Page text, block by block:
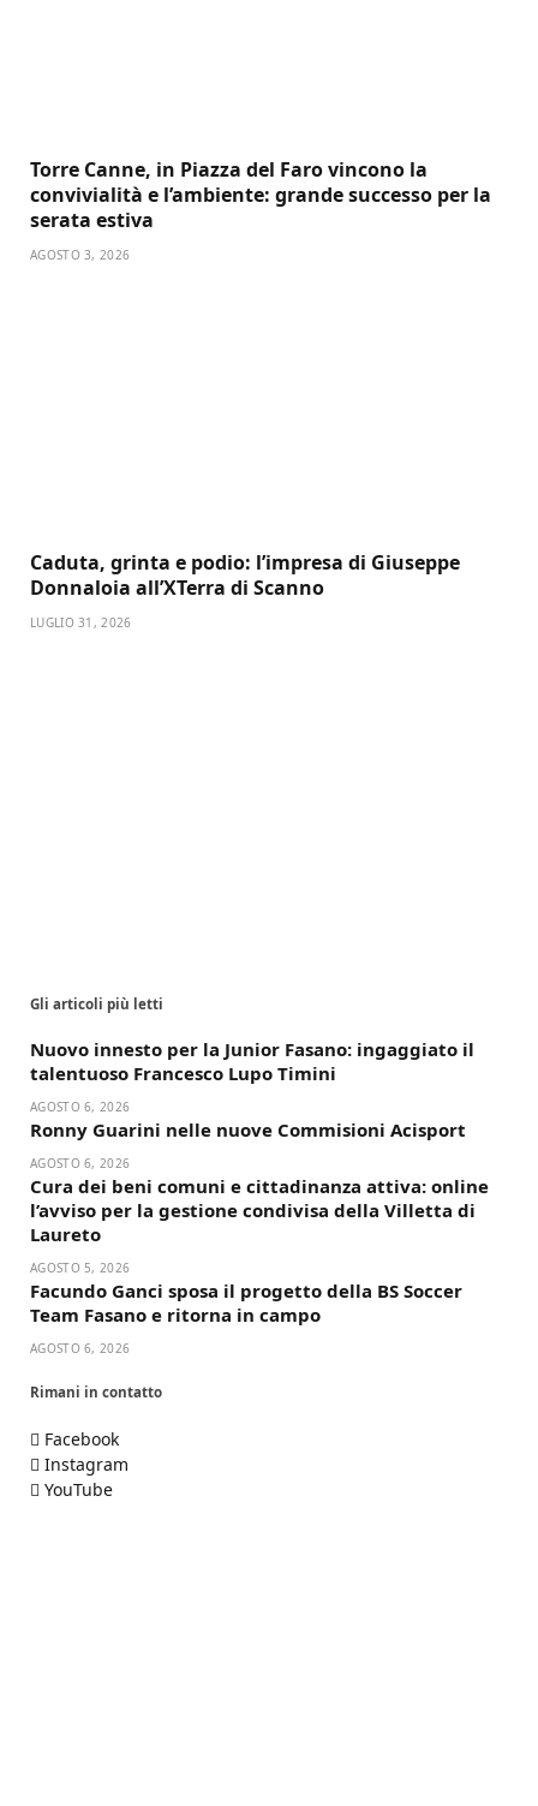
Torre Canne, in Piazza del Faro vincono la
convivialità e l’ambiente: grande successo per la
serata estiva
AGOSTO 3, 2026
Caduta, grinta e podio: l’impresa di Giuseppe
Donnaloia all’XTerra di Scanno
LUGLIO 31, 2026
Gli articoli più letti
Nuovo innesto per la Junior Fasano: ingaggiato il
talentuoso Francesco Lupo Timini
AGOSTO 6, 2026
Ronny Guarini nelle nuove Commisioni Acisport
AGOSTO 6, 2026
Cura dei beni comuni e cittadinanza attiva: online
l’avviso per la gestione condivisa della Villetta di
Laureto
AGOSTO 5, 2026
Facundo Ganci sposa il progetto della BS Soccer
Team Fasano e ritorna in campo
AGOSTO 6, 2026
Rimani in contatto
Facebook
Instagram
YouTube